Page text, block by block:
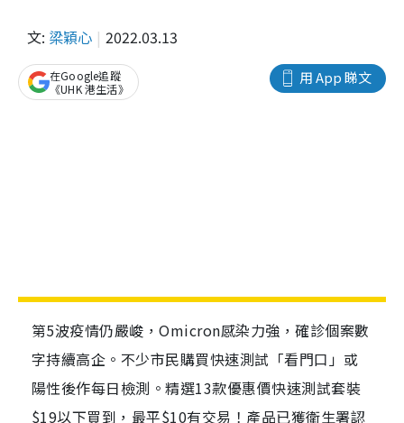
文: 梁穎心 2022.03.13
用 App 睇文
在Google追蹤
《UHK 港生活》
第5波疫情仍嚴峻，Omicron感染力強，確診個案數
字持續高企。不少市民購買快速測試「看門口」或
陽性後作每日檢測。精選13款優惠價快速測試套裝
$19以下買到，最平$10有交易！產品已獲衛生署認